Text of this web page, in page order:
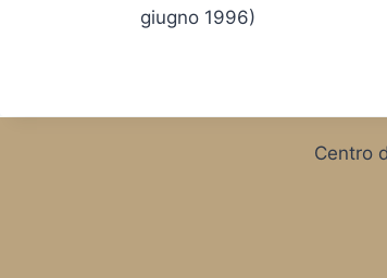
giugno 1996)
Centro